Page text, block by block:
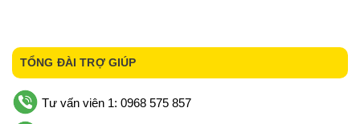
TỔNG ĐÀI TRỢ GIÚP
Tư vấn viên 1: 0968 575 857